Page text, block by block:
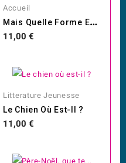
Accueil
M
Ais Quelle Forme Est-Ce ?
Prix
11,00 €
Litterature Jeunesse
Le Chien Où Est-Il ?
Prix
11,00 €